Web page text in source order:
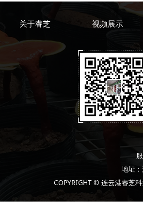
关于睿芝 视频展示
地址
COPYRIGHT © 连云港睿芝